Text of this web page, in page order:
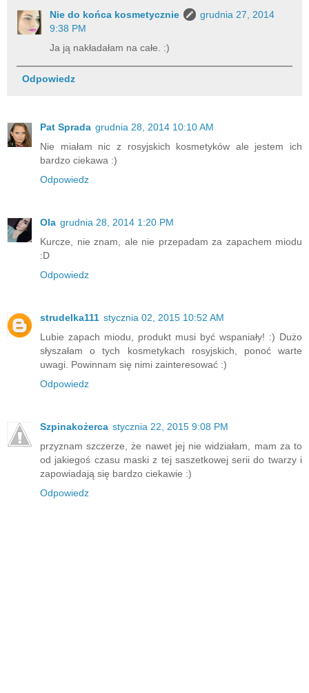
Nie do końca kosmetycznie
grudnia 27, 2014
9:38 PM
Ja ją nakładałam na całe. :)
Odpowiedz
Pat Sprada grudnia 28, 2014 10:10 AM
Nie miałam nic z rosyjskich kosmetyków ale jestem ich
bardzo ciekawa :)
Odpowiedz
Ola grudnia 28, 2014 1:20 PM
Kurcze, nie znam, ale nie przepadam za zapachem miodu
:D
Odpowiedz
strudelka111 stycznia 02, 2015 10:52 AM
Lubie zapach miodu, produkt musi być wspaniały! :) Dużo
słyszałam o tych kosmetykach rosyjskich, ponoć warte
uwagi. Powinnam się nimi zainteresować :)
Odpowiedz
Szpinakożerca stycznia 22, 2015 9:08 PM
przyznam szczerze, że nawet jej nie widziałam, mam za to
od jakiegoś czasu maski z tej saszetkowej serii do twarzy i
zapowiadają się bardzo ciekawie :)
Odpowiedz